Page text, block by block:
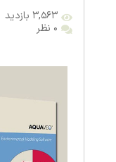
۳,۵۶۳ بازدید
۰ نظر